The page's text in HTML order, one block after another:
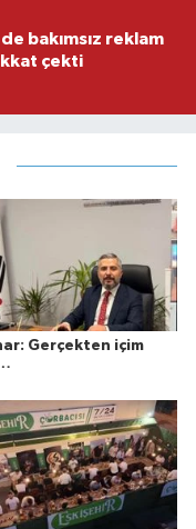
bakımsız reklam
çekti
Gerçekten içim